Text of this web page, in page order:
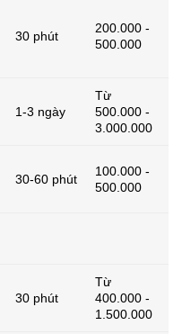
30 phút
200.000 -
500.000
1-3 ngày
Từ
500.000 -
3.000.000
30-60 phút
100.000 -
500.000
30 phút
Từ
400.000 -
1.500.000